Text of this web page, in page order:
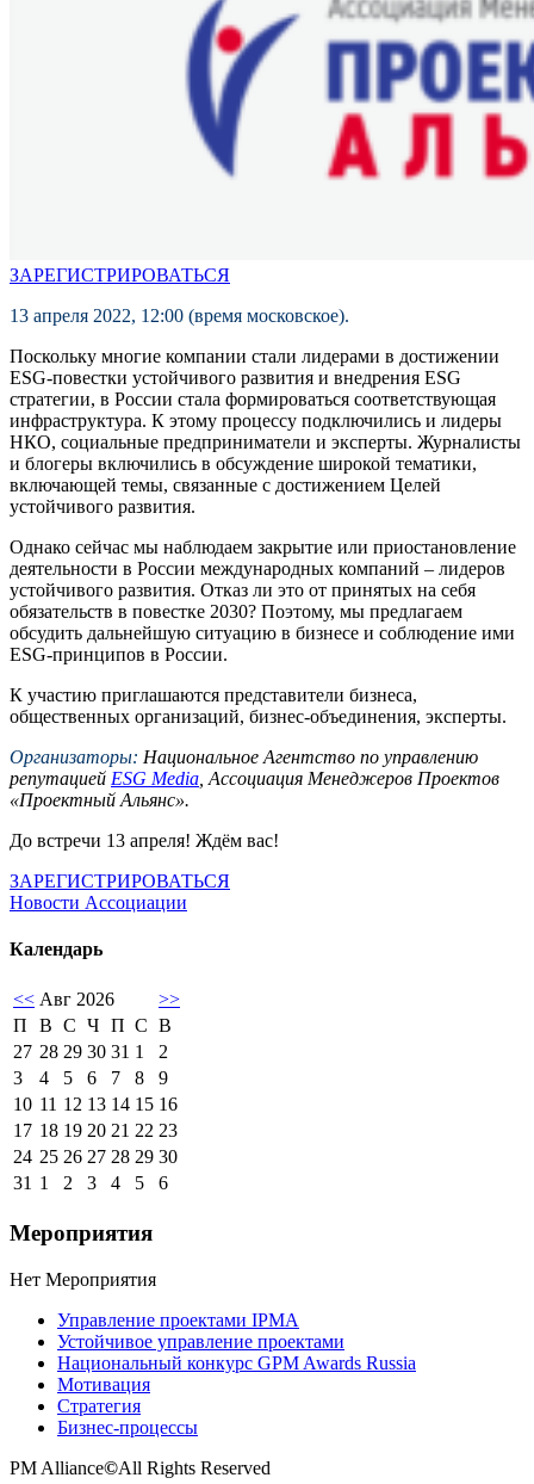
ЗАРЕГИСТРИРОВАТЬСЯ
13 апреля 2022, 12:00 (время московское).
Поскольку многие компании стали лидерами в достижении
ESG-повестки устойчивого развития и внедрения ESG
стратегии, в России стала формироваться соответствующая
инфраструктура. К этому процессу подключились и лидеры
НКО, социальные предприниматели и эксперты. Журналисты
и блогеры включились в обсуждение широкой тематики,
включающей темы, связанные с достижением Целей
устойчивого развития.
Однако сейчас мы наблюдаем закрытие или приостановление
деятельности в России международных компаний – лидеров
устойчивого развития. Отказ ли это от принятых на себя
обязательств в повестке 2030? Поэтому, мы предлагаем
обсудить дальнейшую ситуацию в бизнесе и соблюдение ими
ESG-принципов в России.
К участию приглашаются представители бизнеса,
общественных организаций, бизнес-объединения, эксперты.
Организаторы: Национальное Агентство по управлению
репутацией ESG Media , Ассоциация Менеджеров Проектов
«Проектный Альянс».
До встречи 13 апреля! Ждём вас!
ЗАРЕГИСТРИРОВАТЬСЯ
Новости Ассоциации
Календарь
<< Авг 2026
>>
П
В С Ч П С В
27 28 29 30 31 1
2
3
4 5 6 7 8
9
10 11 12 13 14 15 16
17 18 19 20 21 22 23
24 25 26 27 28 29 30
31 1 2 3 4 5 6
Мероприятия
Нет Мероприятия
Управление проектами IPMA
Устойчивое управление проектами
Национальный конкурс GPM Awards Russia
Мотивация
Стратегия
Бизнес-процессы
PM Alliance©All Rights Reserved